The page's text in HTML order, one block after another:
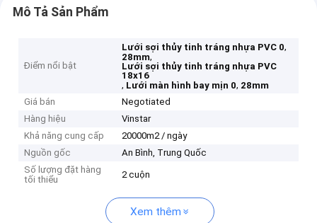
Mô Tả Sản Phẩm
Điểm nổi bật
Lưới sợi thủy tinh tráng nhựa PVC 0,
28mm,
Lưới sợi thủy tinh tráng nhựa PVC
18x16
, Lưới màn hình bay mịn 0, 28mm
Giá bán
Negotiated
Hàng hiệu
Vinstar
Khả năng cung cấp
20000m2 / ngày
Nguồn gốc
An Bình, Trung Quốc
Số lượng đặt hàng
tối thiểu
2 cuộn
Xem thêm